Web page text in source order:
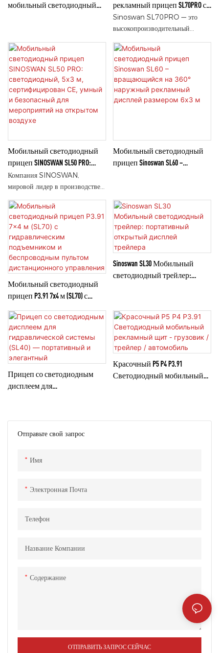
Отправьте свой запрос
Имя
Электронная Почта
Телефон
Название Компании
Содержание
ОТПРАВИТЬ ЗАПРОС СЕЙЧАС
мобильный светодиодный
рекламный прицеп SL70PRO с
возможностью установки
нескольких пикселей
Sinoswan SL70PRO — это
высокопроизводительный
прицеп для проведения
мероприятий и рекламы на
открытом воздухе. Он оснащен
светодиодным экраном
размером 7x4 м с несколькими
Гидравлический подъёмник
достигает высоты 3000 мм, а
вращение на 360° обеспечивает
спортивных мероприятий,
рекламных акций и церковных
служб, сочетая в себе гибкость,
мобильность и максимальный
визуальный эффект.
Мобильный светодиодный
прицеп SINOSWAN SL50 PRO:
светодиодный, 5x3 м,
сертифицирован CE, умный и
безопасный для мероприятий
на открытом воздухе
Компания SINOSWAN,
мировой лидер в производстве
средств для улицы, с гордостью
представляет мобильный
сценический прицеп SL50PRO
— инновационное решение,
призванное кардинально
изменить формат мероприятий
на открытом воздухе. Благодаря
передовым гидравлическим
технологиям, SL50PRO
обеспечивает организаторам
мероприятий непревзойденную
простоту, скорость и
безопасность. Он уже завоевал
признание в Европе,
ознаменовав официальный
выход SINOSWAN на мировой
рынок.
Мобильный светодиодный
прицеп Sinoswan SL60 –
дисплей размером 6x3 м
Мобильный светодиодный
прицеп P3.91 7x4 м (SL70) с
подъемником и
беспроводным пультом
дистанционного управления
Sinoswan SL30 Мобильный
светодиодный трейлер:
Прицеп со светодиодным
дисплеем для
элегантный
Красочный P5 P4 P3.91
Светодиодный мобильный